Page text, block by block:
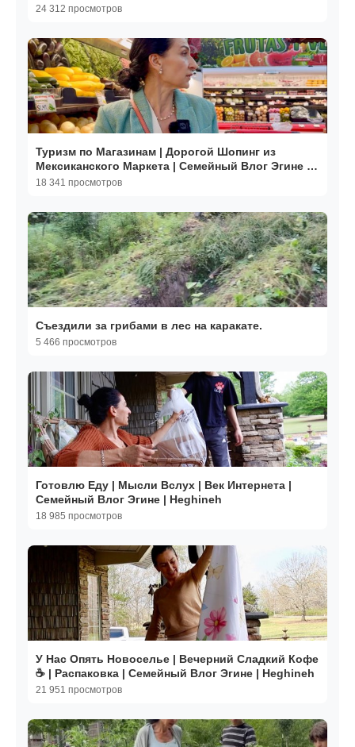
24 312 просмотров
Туризм по Магазинам | Дорогой Шопинг из
Мексиканского Маркета | Семейный Влог Эгине |
Heghineh
18 341 просмотров
Съездили за грибами в лес на каракате.
5 466 просмотров
Готовлю Еду | Мысли Вслух | Век Интернета |
Семейный Влог Эгине | Heghineh
18 985 просмотров
У Нас Опять Новоселье | Вечерний Сладкий Кофе
☕️ | Распаковка | Семейный Влог Эгине | Heghineh
21 951 просмотров